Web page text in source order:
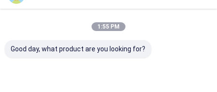
1:55 PM
Good day, what product are you looking for?